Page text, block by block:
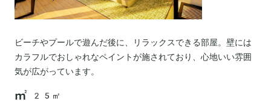
ビーチやプールで遊んだ後に、リラックスできる部屋。壁には
カラフルでおしゃれなペイントが施されており、心地いい雰囲
気が広がっています。
25㎡